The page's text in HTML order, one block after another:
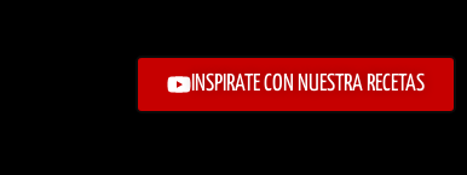
INSPIRATE CON NUESTRA RECETAS